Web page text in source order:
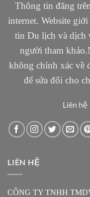
Thông tin đăng
internet. Website
tin Du lịch và dịch
người tham
không chính xác về
để sửa đổi cho
Liên
LIÊN HỆ
CÔNG TY TNHH